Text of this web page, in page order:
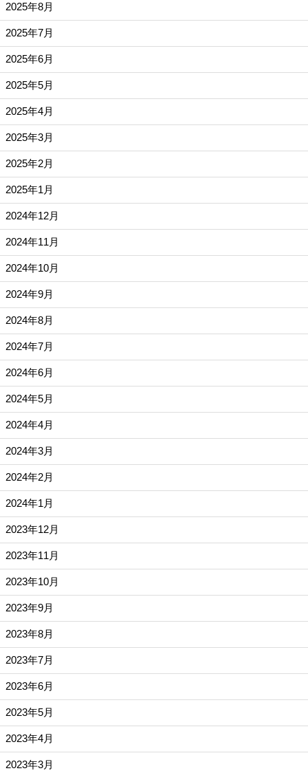
2025年8月
2025年7月
2025年6月
2025年5月
2025年4月
2025年3月
2025年2月
2025年1月
2024年12月
2024年11月
2024年10月
2024年9月
2024年8月
2024年7月
2024年6月
2024年5月
2024年4月
2024年3月
2024年2月
2024年1月
2023年12月
2023年11月
2023年10月
2023年9月
2023年8月
2023年7月
2023年6月
2023年5月
2023年4月
2023年3月